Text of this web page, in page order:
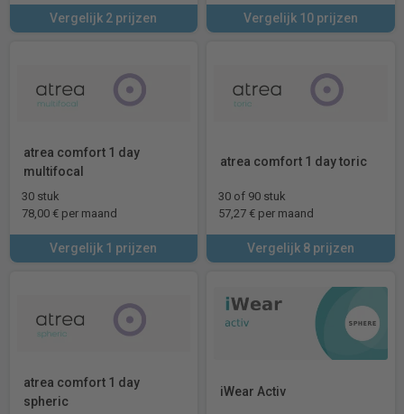
Vergelijk 2 prijzen Vergelijk 10 prijzen
atrea comfort 1 day
multifocal
30 stuk
78,00 € per maand
Vergelijk 1 prijzen
atrea comfort 1 day toric
30 of 90 stuk
57,27 € per maand
Vergelijk 8 prijzen
atrea comfort 1 day
spheric
iWear Activ